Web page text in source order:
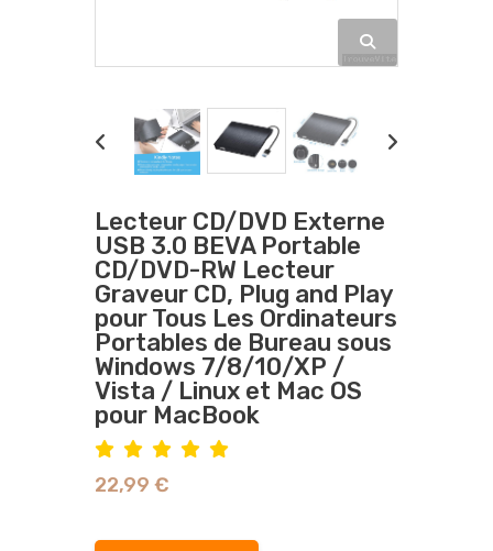
Lecteur CD/DVD Externe
USB 3.0 BEVA Portable
CD/DVD-RW Lecteur
Graveur CD, Plug and Play
pour Tous Les Ordinateurs
Portables de Bureau sous
Windows 7/8/10/XP /
Vista / Linux et Mac OS
pour MacBook
22,99 €